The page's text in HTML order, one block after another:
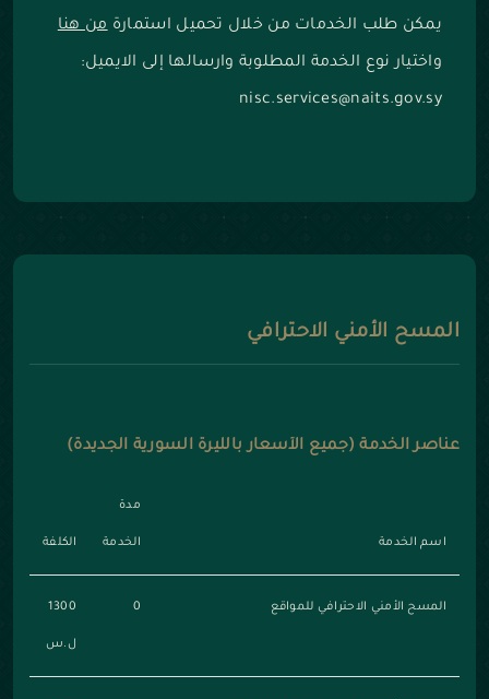
يمكن طلب الخدمات من خلال تحميل استمارةمن هنا
واختيار نوع الخدمة المطلوبة وارسالها إلى الايميل:
nisc.services@naits.gov.sy
المسح الأمني الاحترافي
عناصر الخدمة (جميع الأسعار بالليرة السورية الجديدة)
اسم الخدمة
مدة
الخدمة الكلفة
المسح الأمني الاحترافي للمواقع 0
1300
ل.س